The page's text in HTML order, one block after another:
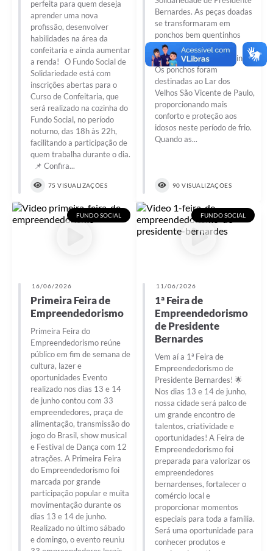
perfeita para quem deseja
aprender uma nova
profissão, desenvolver
habilidades na área da
confeitaria e ainda aumentar
a renda! O Fundo Social de
Solidariedade está com
inscrições abertas para o
Curso de Confeitaria, que
será realizado na cozinha do
Fundo Social, no período
noturno, das 18h às 22h,
facilitando a participação de
quem trabalha durante o dia.
📌 Confira...
75 VISUALIZAÇÕES
Bernardes. As peças doadas
se transformaram em
ponchos bem quentinhos
através das mãos da
voluntária Cibele Cezarino.
Os ponchos foram
destinadas ao Lar dos
Velhos São Vicente de Paulo,
proporcionando mais
conforto e proteção aos
idosos neste período de frio.
Quando as...
90 VISUALIZAÇÕES
FUNDO SOCIAL
16/06/2026
Primeira Feira de
Empreendedorismo
Primeira Feira do
Empreendedorismo reúne
público em fim de semana de
cultura, lazer e
oportunidades Evento
realizado nos dias 13 e 14
de junho contou com 33
empreendedores, praça de
alimentação, transmissão do
jogo do Brasil, show musical
e Festival de Dança com 12
atrações. A Primeira Feira
do Empreendedorismo foi
marcada por grande
participação popular e muita
movimentação durante os
dias 13 e 14 de junho.
Realizado no último sábado
e domingo, o evento reuniu
FUNDO SOCIAL
11/06/2026
1ª Feira de
Empreendedorismo
de Presidente
Bernardes
Vem aí a 1ª Feira de
Empreendedorismo de
Presidente Bernardes! 🌟
Nos dias 13 e 14 de junho,
nossa cidade será palco de
um grande encontro de
talentos, criatividade e
oportunidades! A Feira de
Empreendedorismo foi
preparada para valorizar os
empreendedores
bernardenses, fortalecer o
comércio local e
proporcionar momentos
especiais para toda a família.
Será uma oportunidade para
conhecer produtos e